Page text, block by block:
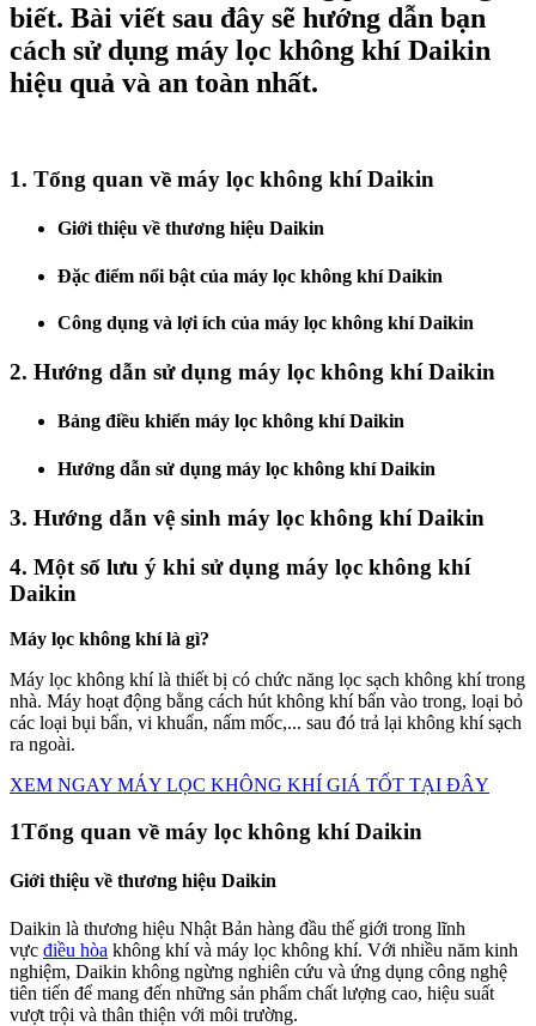
biết. Bài viết sau đây sẽ hướng dẫn bạn
cách sử dụng máy lọc không khí Daikin
hiệu quả và an toàn nhất.
1. Tổng quan về máy lọc không khí Daikin
Giới thiệu về thương hiệu Daikin
Đặc điểm nổi bật của máy lọc không khí Daikin
Công dụng và lợi ích của máy lọc không khí Daikin
2. Hướng dẫn sử dụng máy lọc không khí Daikin
Bảng điều khiển máy lọc không khí Daikin
Hướng dẫn sử dụng máy lọc không khí Daikin
3. Hướng dẫn vệ sinh máy lọc không khí Daikin
4. Một số lưu ý khi sử dụng máy lọc không khí
Daikin
Máy lọc không khí là gì?
Máy lọc không khí là thiết bị có chức năng lọc sạch không khí trong
nhà. Máy hoạt động bằng cách hút không khí bẩn vào trong, loại bỏ
các loại bụi bẩn, vi khuẩn, nấm mốc,... sau đó trả lại không khí sạch
ra ngoài.
XEM NGAY MÁY LỌC KHÔNG KHÍ GIÁ TỐT TẠI ĐÂY
1Tổng quan về máy lọc không khí Daikin
Giới thiệu về thương hiệu Daikin
Daikin là thương hiệu Nhật Bản hàng đầu thế giới trong lĩnh
vực điều hòa không khí và máy lọc không khí. Với nhiều năm kinh
nghiệm, Daikin không ngừng nghiên cứu và ứng dụng công nghệ
tiên tiến để mang đến những sản phẩm chất lượng cao, hiệu suất
vượt trội và thân thiện với môi trường.